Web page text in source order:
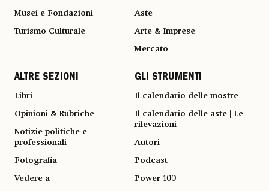
Musei e Fondazioni
Turismo Culturale
Aste
Arte & Imprese
Mercato
ALTRE SEZIONI
Libri
Opinioni & Rubriche
Notizie politiche e
professionali
Fotografia
Vedere a
GLI STRUMENTI
Il calendario delle mostre
Il calendario delle aste | Le
rilevazioni
Autori
Podcast
Power 100